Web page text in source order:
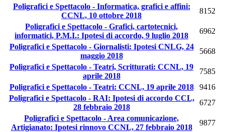
Poligrafici e Spettacolo - Informatica, grafici e affini:
CCNL, 10 ottobre 2018
8152
Poligrafici e Spettacolo - Grafici, cartotecnici,
informatici, P.M.I.: Ipotesi di accordo, 9 luglio 2018
6962
Poligrafici e Spettacolo - Giornalisti: Ipotesi CNLG, 24
maggio 2018
5668
Poligrafici e Spettacolo - Teatri, Scritturati: CCNL, 19
aprile 2018
7585
Poligrafici e Spettacolo - Teatri: CCNL, 19 aprile 2018
9416
Poligrafici e Spettacolo - RAI: Ipotesi di accordo CCL,
28 febbraio 2018
6727
Poligrafici e Spettacolo - Area comunicazione,
Artigianato: Ipotesi rinnovo CCNL, 27 febbraio 2018
9877